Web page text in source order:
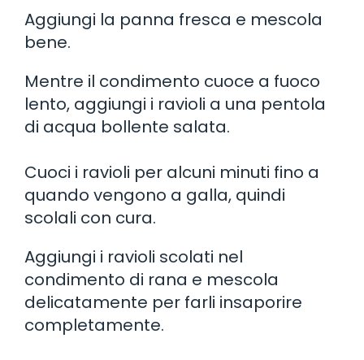
Aggiungi la panna fresca e mescola
bene.
Mentre il condimento cuoce a fuoco
lento, aggiungi i ravioli a una pentola
di acqua bollente salata.
Cuoci i ravioli per alcuni minuti fino a
quando vengono a galla, quindi
scolali con cura.
Aggiungi i ravioli scolati nel
condimento di rana e mescola
delicatamente per farli insaporire
completamente.